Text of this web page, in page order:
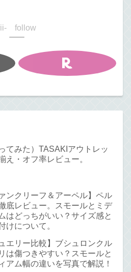
follow
ってみた）TASAKIアウトレッ
え・オフ率レビュー。
ァンクリーフ＆アーペル】ペル
底レビュー。スモールとミデ
はどっちがいい？サイズ感と
けについて。
ュエリー比較】ブシュロンクル
は傷つきやすい？スモールと
アム幅の違いを写真で解説！